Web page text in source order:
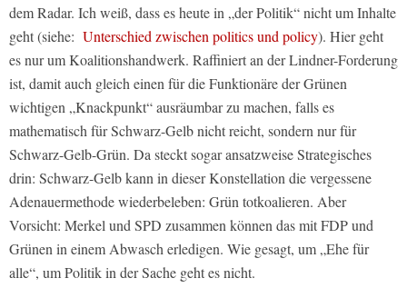
dem Radar. Ich weiß, dass es heute in „der Politik“ nicht um Inhalte
geht (siehe: Unterschied zwischen politics und policy). Hier geht
es nur um Koalitionshandwerk. Raffiniert an der Lindner-Forderung
ist, damit auch gleich einen für die Funktionäre der Grünen
wichtigen „Knackpunkt“ ausräumbar zu machen, falls es
mathematisch für Schwarz-Gelb nicht reicht, sondern nur für
Schwarz-Gelb-Grün. Da steckt sogar ansatzweise Strategisches
drin: Schwarz-Gelb kann in dieser Konstellation die vergessene
Adenauermethode wiederbeleben: Grün totkoalieren. Aber
Vorsicht: Merkel und SPD zusammen können das mit FDP und
Grünen in einem Abwasch erledigen. Wie gesagt, um „Ehe für
alle“, um Politik in der Sache geht es nicht.